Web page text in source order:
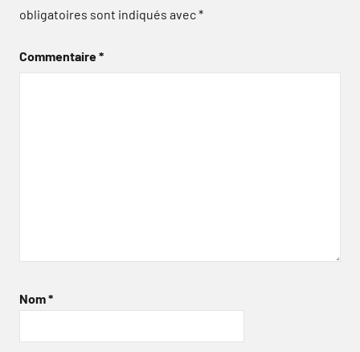
obligatoires sont indiqués avec*
Commentaire*
Nom*